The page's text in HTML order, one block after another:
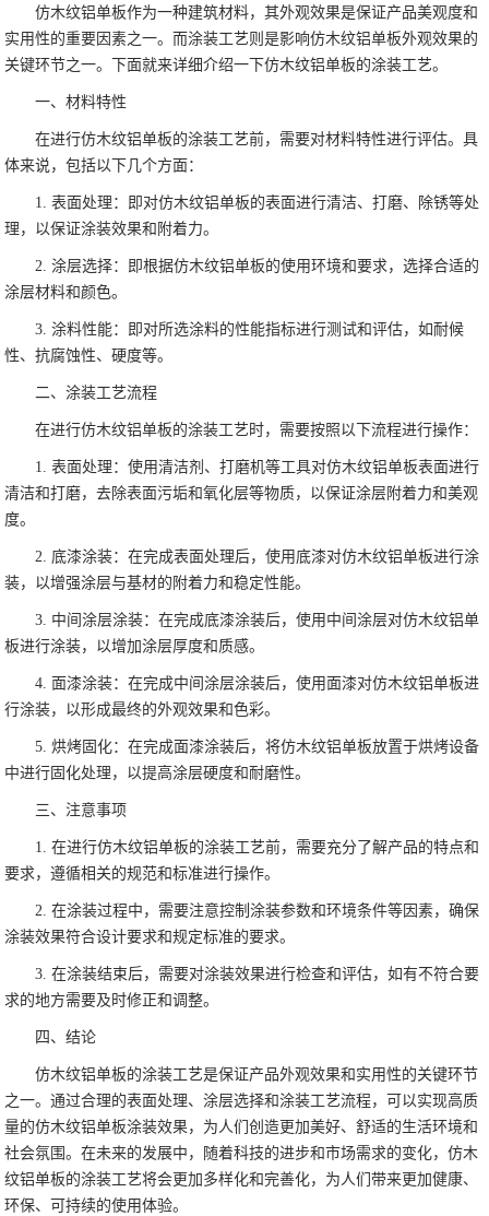
仿木纹铝单板作为一种建筑材料，其外观效果是保证产品美观度和
实用性的重要因素之一。而涂装工艺则是影响仿木纹铝单板外观效果的
关键环节之一。下面就来详细介绍一下仿木纹铝单板的涂装工艺。
一、材料特性
在进行仿木纹铝单板的涂装工艺前，需要对材料特性进行评估。具
体来说，包括以下几个方面：
1. 表面处理：即对仿木纹铝单板的表面进行清洁、打磨、除锈等处
理，以保证涂装效果和附着力。
2. 涂层选择：即根据仿木纹铝单板的使用环境和要求，选择合适的
涂层材料和颜色。
3. 涂料性能：即对所选涂料的性能指标进行测试和评估，如耐候
性、抗腐蚀性、硬度等。
二、涂装工艺流程
在进行仿木纹铝单板的涂装工艺时，需要按照以下流程进行操作：
1. 表面处理：使用清洁剂、打磨机等工具对仿木纹铝单板表面进行
清洁和打磨，去除表面污垢和氧化层等物质，以保证涂层附着力和美观
度。
2. 底漆涂装：在完成表面处理后，使用底漆对仿木纹铝单板进行涂
装，以增强涂层与基材的附着力和稳定性能。
3. 中间涂层涂装：在完成底漆涂装后，使用中间涂层对仿木纹铝单
板进行涂装，以增加涂层厚度和质感。
4. 面漆涂装：在完成中间涂层涂装后，使用面漆对仿木纹铝单板进
行涂装，以形成最终的外观效果和色彩。
5. 烘烤固化：在完成面漆涂装后，将仿木纹铝单板放置于烘烤设备
中进行固化处理，以提高涂层硬度和耐磨性。
三、注意事项
1. 在进行仿木纹铝单板的涂装工艺前，需要充分了解产品的特点和
要求，遵循相关的规范和标准进行操作。
2. 在涂装过程中，需要注意控制涂装参数和环境条件等因素，确保
涂装效果符合设计要求和规定标准的要求。
3. 在涂装结束后，需要对涂装效果进行检查和评估，如有不符合要
求的地方需要及时修正和调整。
四、结论
仿木纹铝单板的涂装工艺是保证产品外观效果和实用性的关键环节
之一。通过合理的表面处理、涂层选择和涂装工艺流程，可以实现高质
量的仿木纹铝单板涂装效果，为人们创造更加美好、舒适的生活环境和
社会氛围。在未来的发展中，随着科技的进步和市场需求的变化，仿木
纹铝单板的涂装工艺将会更加多样化和完善化，为人们带来更加健康、
环保、可持续的使用体验。